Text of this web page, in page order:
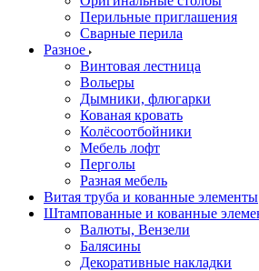
Перильные приглашения
Сварные перила
Разное
Винтовая лестница
Вольеры
Дымники, флюгарки
Кованая кровать
Колёсоотбойники
Мебель лофт
Перголы
Разная мебель
Витая труба и кованные элементы
Штампованные и кованные
Валюты, Вензели
Балясины
Декоративные накладки